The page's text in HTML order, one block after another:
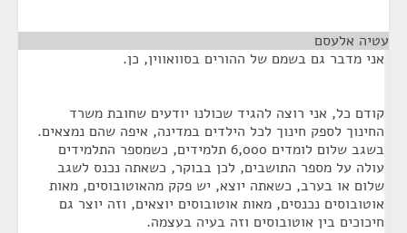
עטיה אלעסם
אני מדבר גם בשמם של ההורים בסוואווין, כן.
קודם כל, אני רוצה להגיד שכולנו יודעים שחובת משרד
החינוך לספק חינוך לכל הילדים במדינה, איפה שהם נמצאים.
בשגב שלום לומדים 6,000 תלמידים, כשמספר התלמידים
עולה על מספר התושבים, לכן בבוקר, כשאתה נכנס לשגב
שלום או בערב, כשאתה יוצא, יש פקק מהאוטובוסים, מאות
אוטובוסים נכנסים, מאות אוטובוסים יוצאים, וזה יוצר גם
חיכוכים בין אוטובוסים וזה בעיה בעצמה.